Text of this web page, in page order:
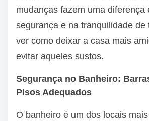
mudanças fazem uma diferença
segurança e na tranquilidade de
ver como deixar a casa mais
evitar aqueles sustos.
Segurança no Banheiro:
Pisos Adequados
O banheiro é um dos locais